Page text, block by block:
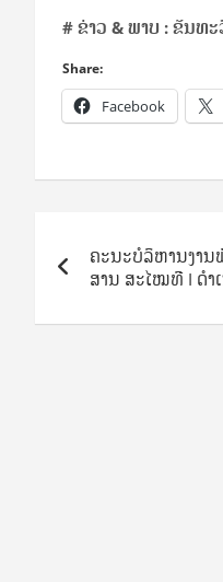
# ຂ່າວ & ພາບ : ຂັນທະ
Share:
Facebook
navigation
ຄະນະບໍລິຫານງານ
ສານ ສະໄໝທີ I ດໍາ